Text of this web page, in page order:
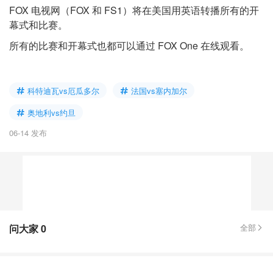
FOX 电视网（FOX 和 FS1）将在美国用英语转播所有的开
幕式和比赛。
所有的比赛和开幕式也都可以通过 FOX One 在线观看。
科特迪瓦vs厄瓜多尔
法国vs塞内加尔
奥地利vs约旦
06-14 发布
问大家0 全部